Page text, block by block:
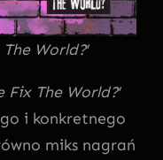
World?’
Fix The World?’
i konkretnego
miks nagrań